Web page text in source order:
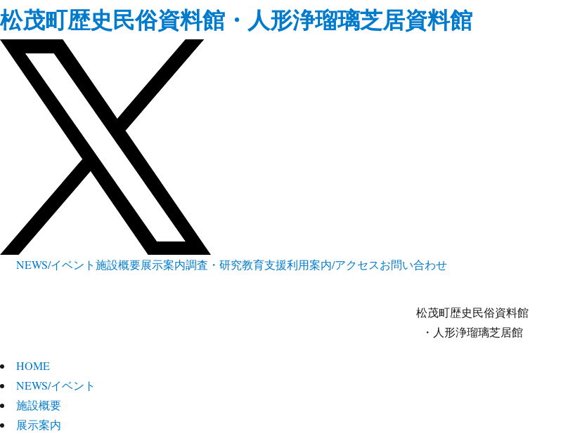
松茂町歴史民俗資料館・人形浄瑠璃芝居資料館
NEWS/イベント施設概要展示案内調査・研究教育支援利用案内/アクセスお問い合わせ
松茂町歴史民俗資料館
・人形浄瑠璃芝居館
HOME
NEWS/イベント
施設概要
展示案内